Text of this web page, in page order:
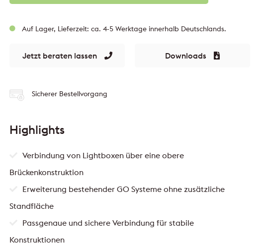
Auf Lager, Lieferzeit: ca. 4-5 Werktage innerhalb Deutschlands.
Jetzt beraten lassen Downloads
Sicherer Bestellvorgang
Highlights
Verbindung von Lightboxen über eine obere
Brückenkonstruktion
Erweiterung bestehender GO Systeme ohne zusätzliche
Standfläche
Passgenaue und sichere Verbindung für stabile
Konstruktionen